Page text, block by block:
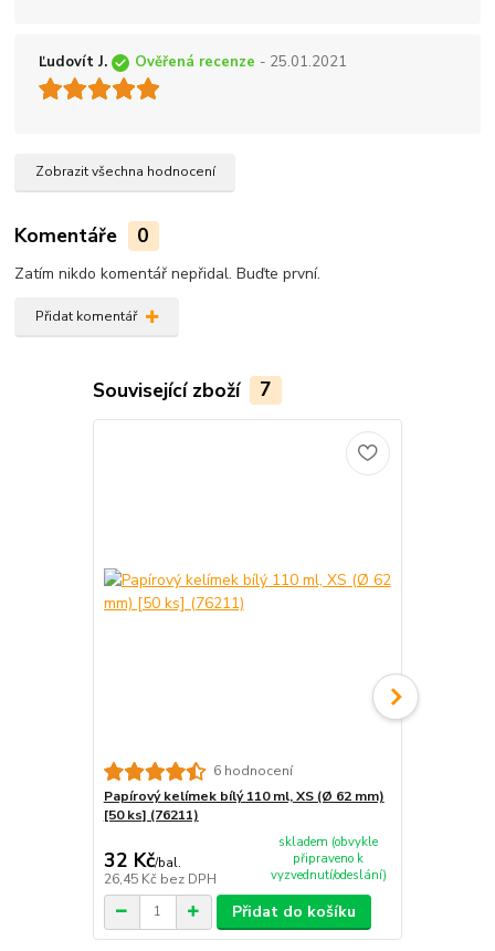
Ľudovít J. Ověřená recenze - 25.01.2021
Zobrazit všechna hodnocení
Komentáře 0
Zatím nikdo komentář nepřidal. Buďte první.
Přidat komentář
Související zboží 7
6 hodnocení
Papírový kelímek bílý 110 ml, XS (Ø 62 mm)
[50 ks] (76211)
32 Kč/bal.
26,45 Kč bez DPH
skladem (obvykle
připraveno k
vyzvednutí/odeslání)
Přidat do košíku